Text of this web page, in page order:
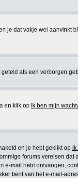
je dat vakje wel aanvinkt
als een verborgen
en klik op Ik ben mijn
en je hebt geklikt op
forums vereisen
mail hebt ontvangen,
bent van het e-mail-